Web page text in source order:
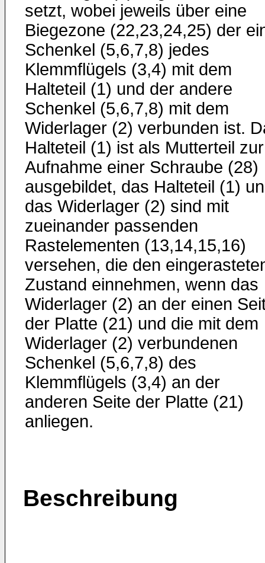
setzt, wobei jeweils über eine
Biegezone (22,23,24,25) der
Schenkel (5,6,7,8) jedes
Klemmflügels (3,4) mit dem
Halteteil (1) und der andere
Schenkel (5,6,7,8) mit dem
Widerlager (2) verbunden ist.
Halteteil (1) ist als Mutterteil zur
Aufnahme einer Schraube (28)
ausgebildet, das Halteteil (1)
das Widerlager (2) sind mit
zueinander passenden
Rastelementen (13,14,15,16)
versehen, die den
Zustand einnehmen, wenn das
Widerlager (2) an der einen
der Platte (21) und die mit dem
Widerlager (2) verbundenen
Schenkel (5,6,7,8) des
Klemmflügels (3,4) an der
anderen Seite der Platte (21)
anliegen.
Beschreibung